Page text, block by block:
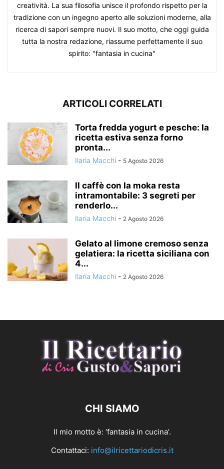
creatività. La sua filosofia unisce il profondo rispetto per la
tradizione con un ingegno aperto alle soluzioni moderne, alla
ricerca di sapori sempre nuovi. Il suo motto, che oggi guida
tutta la nostra redazione, riassume perfettamente il suo
spirito: "fantasia in cucina"
ARTICOLI CORRELATI
Torta fredda yogurt e pesche: la
ricetta estiva senza forno
pronta...
Ilaria Macchi - 5 Agosto 2026
Il caffè con la moka resta
intramontabile: 3 segreti per
renderlo...
Ilaria Macchi - 2 Agosto 2026
Gelato al limone cremoso senza
gelatiera: la ricetta siciliana con
4...
Ilaria Macchi - 2 Agosto 2026
CHI SIAMO
Il mio motto è: ‘fantasia in cucina’.
Contattaci: info@ilricettariodicris.it